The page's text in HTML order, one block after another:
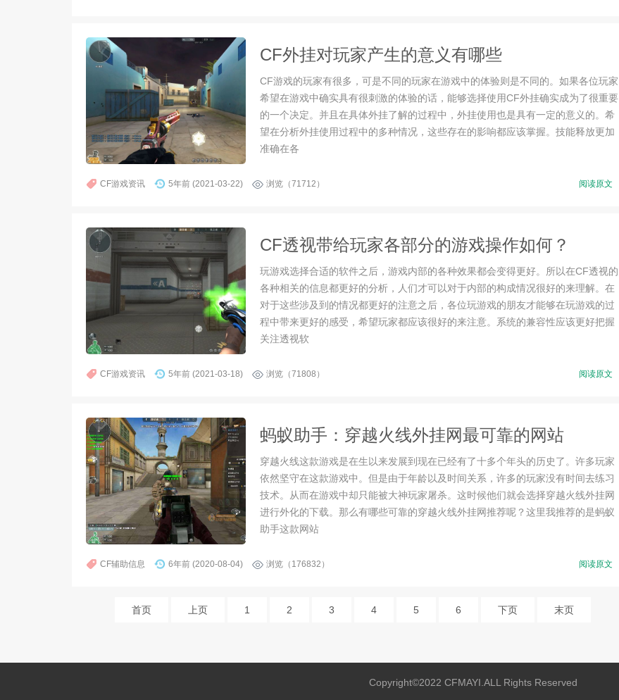
CF外挂对玩家产生的意义有哪些
CF游戏的玩家有很多，可是不同的玩家在游戏中的体验则是不同的。如果各位玩家
希望在游戏中确实具有很刺激的体验的话，能够选择使用CF外挂确实成为了很重要
的一个决定。并且在具体外挂了解的过程中，外挂使用也是具有一定的意义的。希
望在分析外挂使用过程中的多种情况，这些存在的影响都应该掌握。技能释放更加
准确在各
CF游戏资讯 5年前 (2021-03-22) 浏览（71712） 阅读原文
CF透视带给玩家各部分的游戏操作如何？
玩游戏选择合适的软件之后，游戏内部的各种效果都会变得更好。所以在CF透视的
各种相关的信息都更好的分析，人们才可以对于内部的构成情况很好的来理解。在
对于这些涉及到的情况都更好的注意之后，各位玩游戏的朋友才能够在玩游戏的过
程中带来更好的感受，希望玩家都应该很好的来注意。系统的兼容性应该更好把握
关注透视软
CF游戏资讯 5年前 (2021-03-18) 浏览（71808） 阅读原文
蚂蚁助手：穿越火线外挂网最可靠的网站
穿越火线这款游戏是在生以来发展到现在已经有了十多个年头的历史了。许多玩家
依然坚守在这款游戏中。但是由于年龄以及时间关系，许多的玩家没有时间去练习
技术。从而在游戏中却只能被大神玩家屠杀。这时候他们就会选择穿越火线外挂网
进行外化的下载。那么有哪些可靠的穿越火线外挂网推荐呢？这里我推荐的是蚂蚁
助手这款网站
CF辅助信息 6年前 (2020-08-04) 浏览（176832） 阅读原文
首页 上页 1 2 3 4 5 6 下页 末页
Copyright©2022 CFMAYI.ALL Rights Reserved